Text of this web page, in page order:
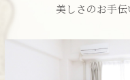
ご予約・お問い合
- commerce 別邸 -
美しさのお⼿伝